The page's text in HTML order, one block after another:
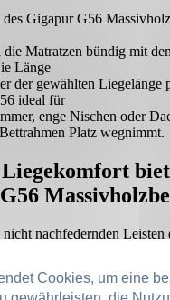
Gigapur G56
die Matratzen bündig mit
Länge
der gewählten Liegelänge
ideal für
enge Nischen oder
Platz wegnimmt.
nachfedernden Leisten
Matratzenart
Cookies, um eine